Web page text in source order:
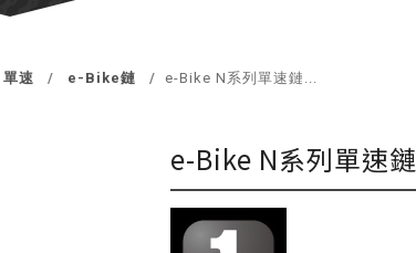
單速 e-Bike鏈 e-Bike N系列單速鏈...
e-Bike N系列單速鏈